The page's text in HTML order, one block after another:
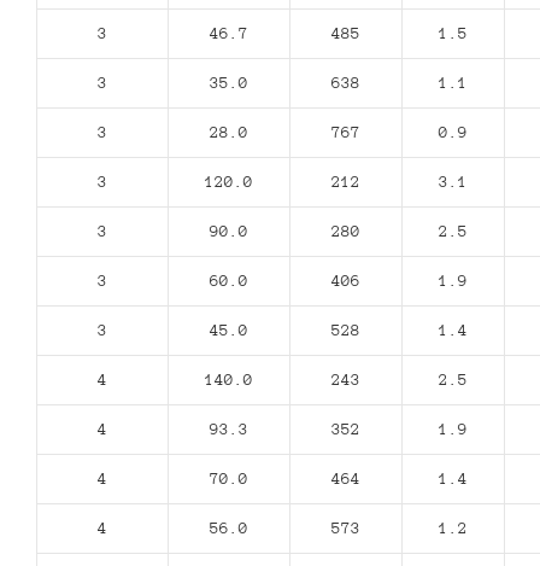
3 46.7 485 1.5
3 35.0 638 1.1
3 28.0 767 0.9
3 120.0 212 3.1
3 90.0 280 2.5
3 60.0 406 1.9
3 45.0 528 1.4
4 140.0 243 2.5
4 93.3 352 1.9
4 70.0 464 1.4
4 56.0 573 1.2